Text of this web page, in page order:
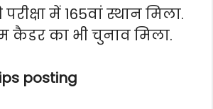
में 165वां स्थान मिला.
कैडर का भी चुनाव मिला.
posting